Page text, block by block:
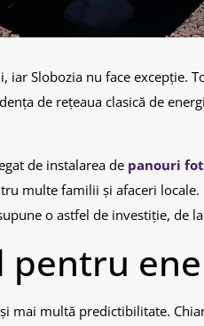
Slobozia nu face excepție.
de rețeaua clasică de
de instalarea de panouri
multe familii și afaceri
o astfel de investiție, de
pentru
multă predictibilitate.